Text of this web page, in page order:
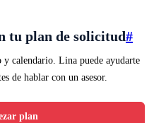
tu plan de solicitud#
calendario. Lina puede ayudarte
de hablar con un asesor.
plan